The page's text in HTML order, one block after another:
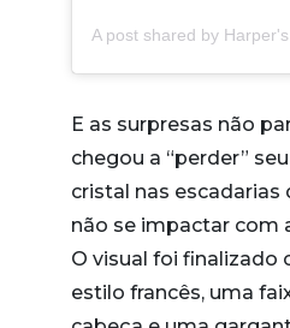
A post shared by
E as surpresas não
chegou a “perder”
cristal nas escadarias
não se impactar com
O visual foi finalizado
estilo francês, uma